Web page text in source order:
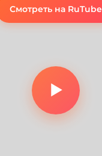
Смотреть на RuTube